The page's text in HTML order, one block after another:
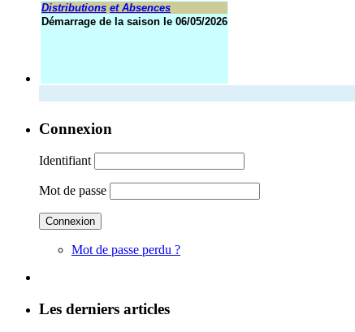
Distributions et Absences
Démarrage de la saison le 06/05/2026
Connexion
Identifiant
Mot de passe
Mot de passe perdu ?
Les derniers articles